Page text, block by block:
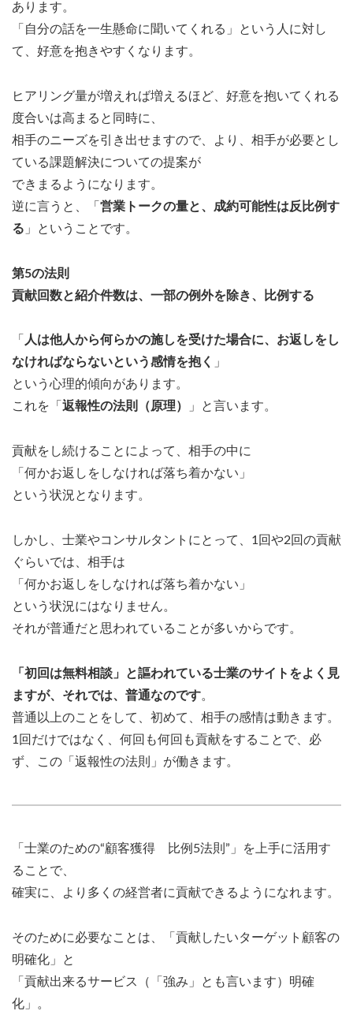
あります。
「自分の話を一生懸命に聞いてくれる」という人に対し
て、好意を抱きやすくなります。
ヒアリング量が増えれば増えるほど、好意を抱いてくれる
度合いは高まると同時に、
相手のニーズを引き出せますので、より、相手が必要とし
ている課題解決についての提案が
できまるようになります。
逆に言うと、「 営業トークの量と、成約可能性は反比例す
る 」ということです。
第5の法則
貢献回数と紹介件数は、一部の例外を除き、比例する
「 人は他人から何らかの施しを受けた場合に、お返しをし
なければならないという感情を抱く
」
という心理的傾向があります。
これを「 返報性の法則（原理） 」と言います。
貢献をし続けることによって、相手の中に
「何かお返しをしなければ落ち着かない」
という状況となります。
しかし、士業やコンサルタントにとって、1回や2回の貢献
ぐらいでは、相手は
「何かお返しをしなければ落ち着かない」
という状況にはなりません。
それが普通だと思われていることが多いからです。
「初回は無料相談」と謳われている士業のサイトをよく見
ますが、それでは、普通なのです。
普通以上のことをして、初めて、相手の感情は動きます。
1回だけではなく、何回も何回も貢献をすることで、必
ず、この「返報性の法則」が働きます。
「士業のための“顧客獲得 比例5法則”」を上手に活用す
ることで、
確実に、より多くの経営者に貢献できるようになれます。
そのために必要なことは、「貢献したいターゲット顧客の
明確化」と
「貢献出来るサービス（「強み」とも言います）明確
化」。